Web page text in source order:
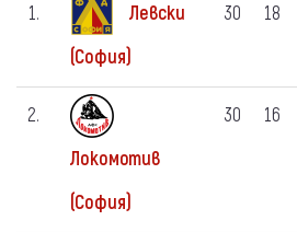
1.
Левски
(София)
30 18
2.
Локомотив
(София)
30 16